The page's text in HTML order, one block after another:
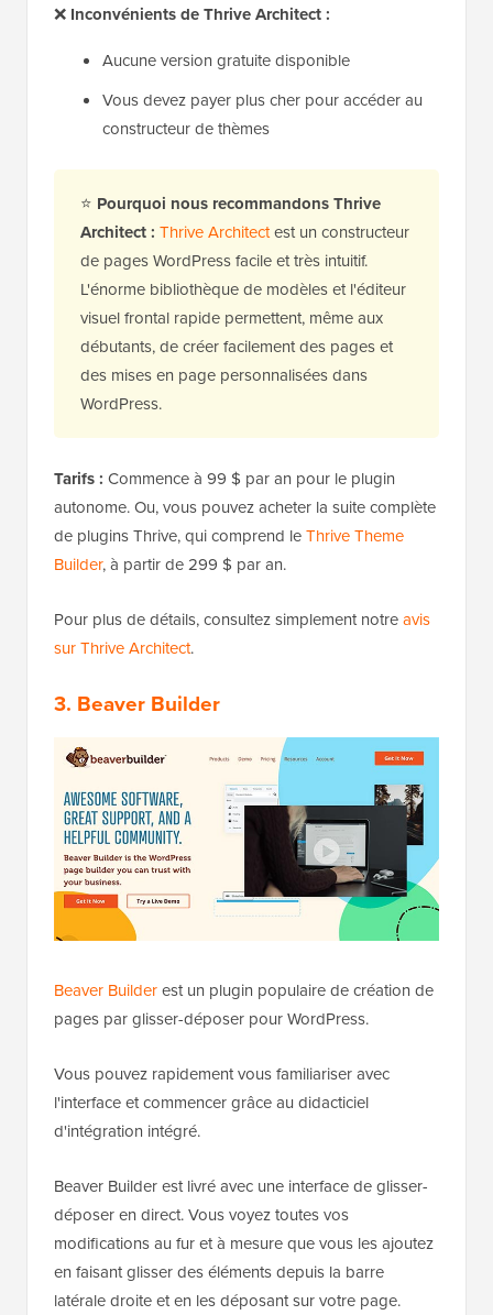
❌ Inconvénients de Thrive Architect :
Aucune version gratuite disponible
Vous devez payer plus cher pour accéder au
constructeur de thèmes
⭐ Pourquoi nous recommandons Thrive
Architect : Thrive Architectest un constructeur
de pages WordPress facile et très intuitif.
L'énorme bibliothèque de modèles et l'éditeur
visuel frontal rapide permettent, même aux
débutants, de créer facilement des pages et
des mises en page personnalisées dans
WordPress.
Tarifs : Commence à 99 $ par an pour le plugin
autonome. Ou, vous pouvez acheter la suite complète
de plugins Thrive, qui comprend leThrive Theme
Builder, à partir de 299 $ par an.
Pour plus de détails, consultez simplement notreavis
sur Thrive Architect.
3. Beaver Builder
Beaver Builderest un plugin populaire de création de
pages par glisser-déposer pour WordPress.
Vous pouvez rapidement vous familiariser avec
l'interface et commencer grâce au didacticiel
d'intégration intégré.
Beaver Builder est livré avec une interface de glisser-
déposer en direct. Vous voyez toutes vos
modifications au fur et à mesure que vous les ajoutez
en faisant glisser des éléments depuis la barre
latérale droite et en les déposant sur votre page.